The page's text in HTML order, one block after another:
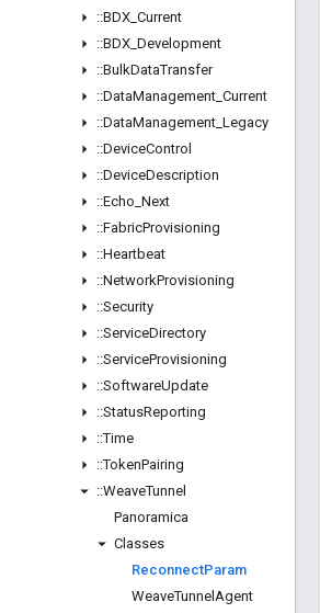
::BDX Current
::BDX Development
::BulkDataTransfer
::DataManagement Current
::DataManagement Legacy
::DeviceControl
::DeviceDescription
::Echo Next
::FabricProvisioning
::Heartbeat
::NetworkProvisioning
::Security
::ServiceDirectory
::ServiceProvisioning
::SoftwareUpdate
::StatusReporting
::Time
::TokenPairing
::WeaveTunnel
Panoramica
Classes
ReconnectParam
WeaveTunnel Agent